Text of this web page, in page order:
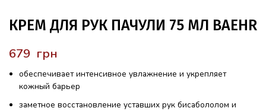
КРЕМ ДЛЯ РУК ПАЧУЛИ 75 МЛ BAEHR
грн
обеспечивает интенсивное увлажнение и укрепляет
кожный барьер
заметное восстановление уставших рук бисабололом и